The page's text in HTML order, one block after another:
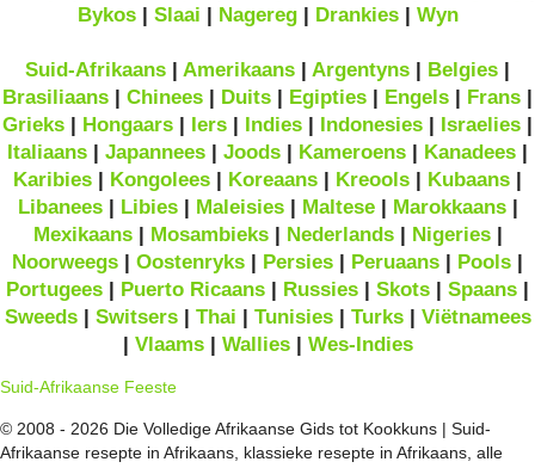
Bykos| Slaai | Nagereg| Drankies| Wyn
Suid-Afrikaans | Amerikaans | Argentyns | Belgies |
Brasiliaans | Chinees | Duits | Egipties | Engels | Frans |
Grieks | Hongaars | Iers | Indies | Indonesies | Israelies |
Italiaans | Japannees | Joods | Kameroens | Kanadees |
Karibies | Kongolees | Koreaans | Kreools | Kubaans |
Libanees| Libies| Maleisies| Maltese| Marokkaans|
Mexikaans| Mosambieks| Nederlands| Nigeries|
Noorweegs | Oostenryks | Persies | Peruaans | Pools |
Portugees | Puerto Ricaans | Russies | Skots | Spaans |
Sweeds| Switsers| Thai | Tunisies| Turks| Viëtnamees
| Vlaams| Wallies| Wes-Indies
Suid-Afrikaanse Feeste
© 2008 - 2026 Die Volledige Afrikaanse Gids tot Kookkuns | Suid-
Afrikaanse resepte in Afrikaans, klassieke resepte in Afrikaans, alle